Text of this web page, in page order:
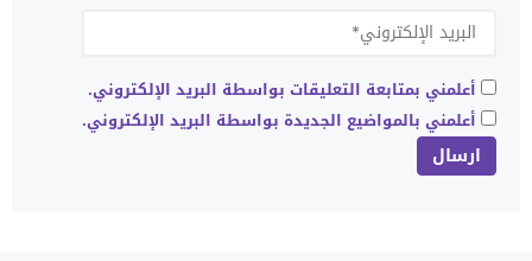
أعلمني بمتابعة التعليقات بواسطة البريد الإلكتروني.
أعلمني بالمواضيع الجديدة بواسطة البريد الإلكتروني.